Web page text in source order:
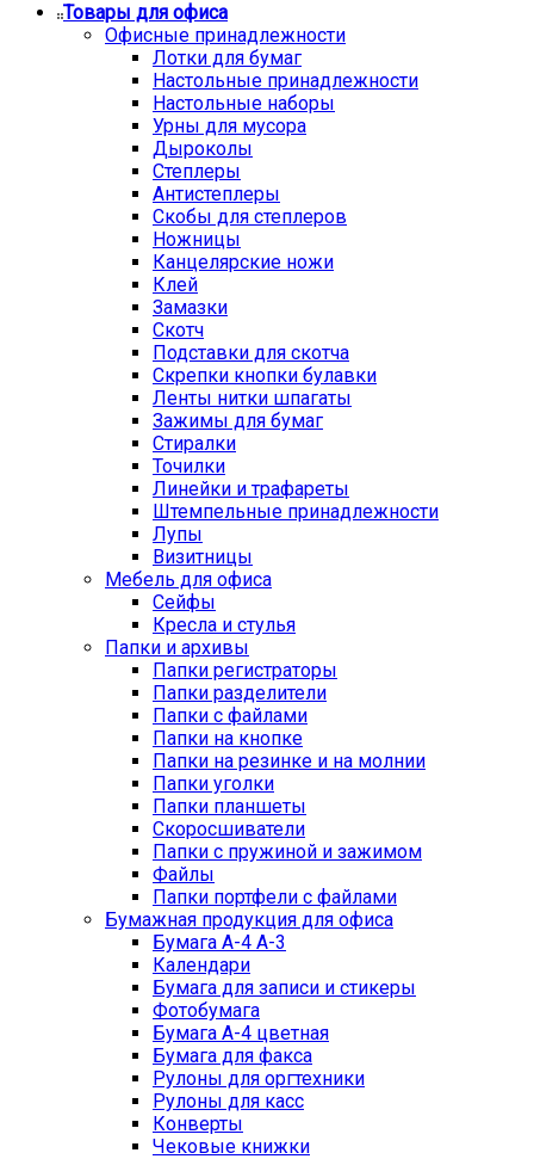
Товары для офиса
Офисные принадлежности
Лотки для бумаг
Настольные принадлежности
Настольные наборы
Урны для мусора
Дыроколы
Степлеры
Антистеплеры
Скобы для степлеров
Ножницы
Канцелярские ножи
Клей
Замазки
Скотч
Подставки для скотча
Скрепки кнопки булавки
Ленты нитки шпагаты
Зажимы для бумаг
Стиралки
Точилки
Линейки и трафареты
Штемпельные принадлежности
Лупы
Визитницы
Мебель для офиса
Сейфы
Кресла и стулья
Папки и архивы
Папки регистраторы
Папки разделители
Папки с файлами
Папки на кнопке
Папки на резинке и на молнии
Папки уголки
Папки планшеты
Скоросшиватели
Папки с пружиной и зажимом
Файлы
Папки портфели с файлами
Бумажная продукция для офиса
Бумага А-4 А-3
Календари
Бумага для записи и стикеры
Фотобумага
Бумага А-4 цветная
Бумага для факса
Рулоны для оргтехники
Рулоны для касс
Конверты
Чековые книжки